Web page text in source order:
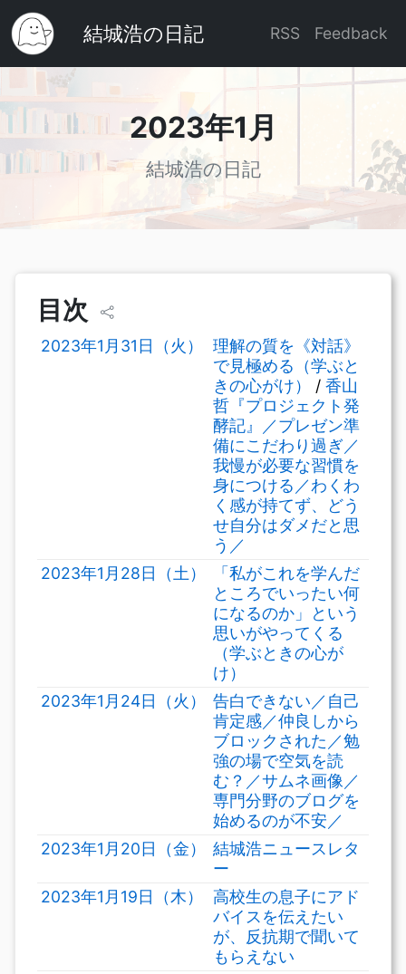
結城浩の日記 RSS Feedback
2023年1月
結城浩の日記
目次
2023年1月31日（火）
理解の質を《対話》
で見極める（学ぶと
きの心がけ）
/ 香山
哲『プロジェクト発
酵記』／プレゼン準
備にこだわり過ぎ／
我慢が必要な習慣を
身につける／わくわ
く感が持てず、どう
せ自分はダメだと思
う／
2023年1月28日（土）
「私がこれを学んだ
ところでいったい何
になるのか」という
思いがやってくる
（学ぶときの心が
け）
2023年1月24日（火）
告白できない／自己
肯定感／仲良しから
ブロックされた／勉
強の場で空気を読
む？／サムネ画像／
専門分野のブログを
始めるのが不安／
2023年1月20日（金）
結城浩ニュースレタ
ー
2023年1月19日（木）
高校生の息子にアド
バイスを伝えたい
が、反抗期で聞いて
もらえない